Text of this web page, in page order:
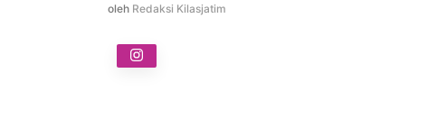
oleh Redaksi Kilasjatim